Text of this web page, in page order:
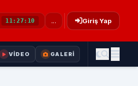
11:27:10 ... Giriş Yap
VİDEO GALERİ